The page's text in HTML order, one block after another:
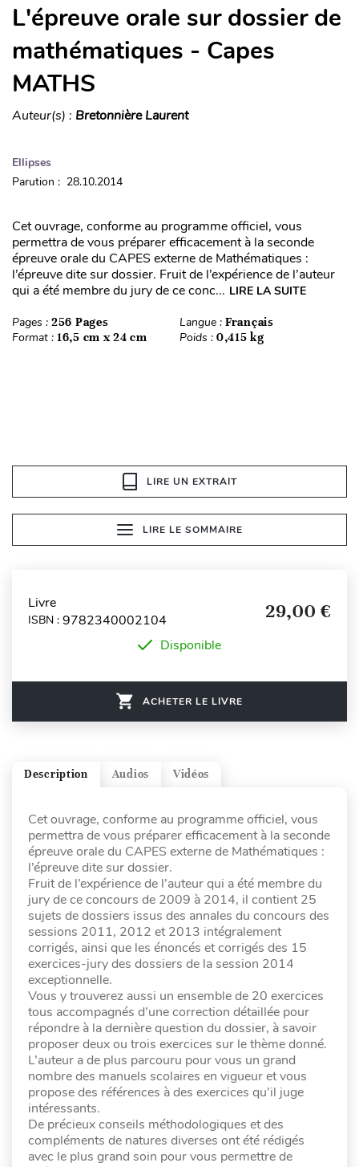
L'épreuve orale sur dossier de
mathématiques - Capes
MATHS
Auteur(s) : Bretonnière Laurent
Ellipses
Parution : 28.10.2014
Cet ouvrage, conforme au programme officiel, vous
permettra de vous préparer efficacement à la seconde
épreuve orale du CAPES externe de Mathématiques :
l’épreuve dite sur dossier. Fruit de l’expérience de l’auteur
qui a été membre du jury de ce conc... LIRE LA SUITE
Pages : 256 Pages Langue : Français
Format : 16,5 cm x 24 cm Poids : 0,415 kg
LIRE UN EXTRAIT
LIRE LE SOMMAIRE
Livre
ISBN : 9782340002104 29,00 €
Disponible
ACHETER LE LIVRE
Vidéos
Audios
Description
Cet ouvrage, conforme au programme officiel, vous
permettra de vous préparer efficacement à la seconde
épreuve orale du CAPES externe de Mathématiques :
l’épreuve dite sur dossier.
Fruit de l’expérience de l’auteur qui a été membre du
jury de ce concours de 2009 à 2014, il contient 25
sujets de dossiers issus des annales du concours des
sessions 2011, 2012 et 2013 intégralement
corrigés, ainsi que les énoncés et corrigés des 15
exercices-jury des dossiers de la session 2014
exceptionnelle.
Vous y trouverez aussi un ensemble de 20 exercices
tous accompagnés d’une correction détaillée pour
répondre à la dernière question du dossier, à savoir
proposer deux ou trois exercices sur le thème donné.
L’auteur a de plus parcouru pour vous un grand
nombre des manuels scolaires en vigueur et vous
propose des références à des exercices qu’il juge
intéressants.
De précieux conseils méthodologiques et des
compléments de natures diverses ont été rédigés
avec le plus grand soin pour vous permettre de